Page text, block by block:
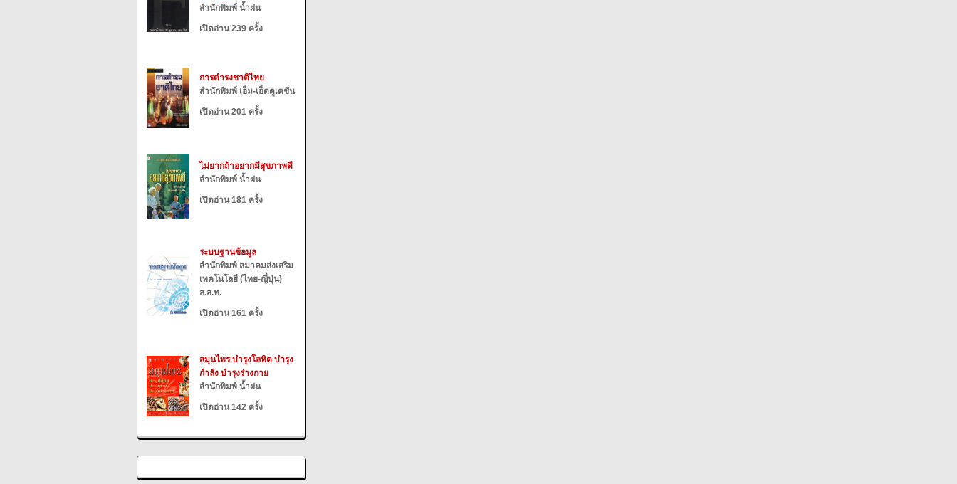
สำนักพิมพ์ น้ำฝน
เปิดอ่าน 239 ครั้ง
การดำรงชาติไทย
สำนักพิมพ์ เอ็ม-เอ็ดดูเคชั่น
เปิดอ่าน 201 ครั้ง
ไม่ยากถ้าอยากมีสุขภาพดี
สำนักพิมพ์ น้ำฝน
เปิดอ่าน 181 ครั้ง
ระบบฐานข้อมูล
สำนักพิมพ์ สมาคมส่งเสริม
เทคโนโลยี (ไทย-ญี่ปุ่น)
ส.ส.ท.
เปิดอ่าน 161 ครั้ง
สมุนไพร บำรุงโลหิต บำรุง
กำลัง บำรุงร่างกาย
สำนักพิมพ์ น้ำฝน
เปิดอ่าน 142 ครั้ง